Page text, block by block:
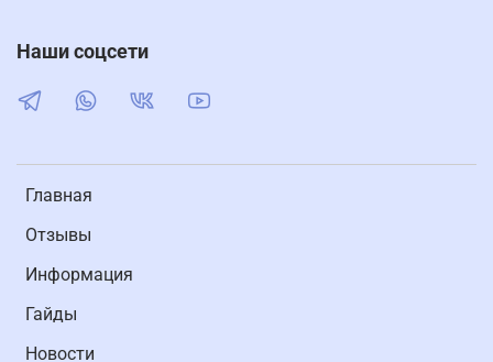
Главная
Отзывы
Информация
Гайды
Новости
Наши соцсети